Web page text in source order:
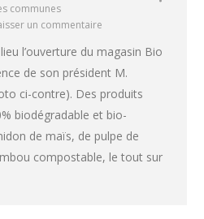
communes
un commentaire
l’ouverture du magasin Bio
de son président M.
ci-contre). Des produits
biodégradable et bio-
de maïs, de pulpe de
compostable, le tout sur